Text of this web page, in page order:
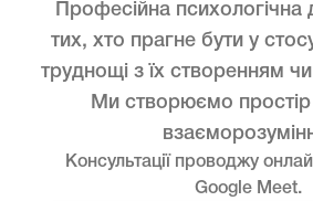
Професійна
тих, хто прагне бути у
труднощі з їх створенням
Ми створюємо простір
Консультації проводжу
Google Meet.